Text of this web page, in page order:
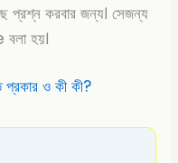
করবার জন্য। সেজন্য
হয়।
ও কী কী?